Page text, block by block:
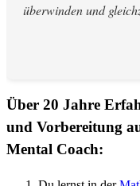
überwinden und
Über 20 Jahre
und Vorbereitung
Mental Coach: